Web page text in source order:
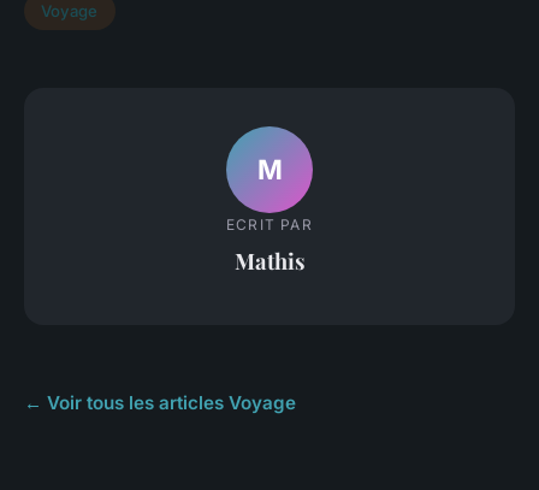
Voyage
M
ECRIT PAR
Mathis
← Voir tous les articles Voyage